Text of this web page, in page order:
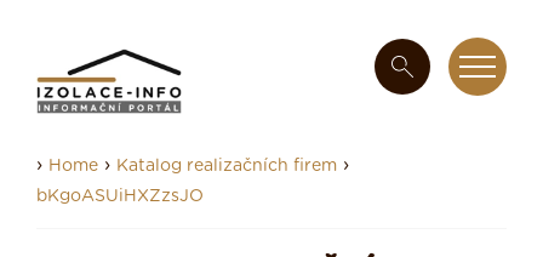
› Home › Katalog realizačních firem ›
bKgoASUiHXZzsJO